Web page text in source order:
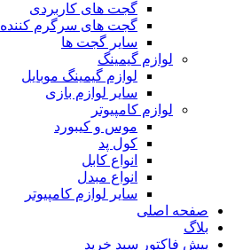
گجت های کاربردی
گجت های سرگرم کننده
سایر گجت ها
لوازم گیمینگ
لوازم گیمینگ موبایل
سایر لوازم بازی
لوازم کامپیوتر
موس و کیبورد
کول پد
انواع کابل
انواع مبدل
سایر لوازم کامپیوتر
صفحه اصلی
بلاگ
پیش فاکتور سبد خرید